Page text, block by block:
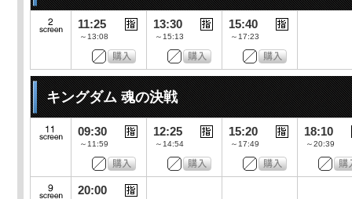
11:25
～13:08
13:30
～15:13
15:40
～17:23
キングダム 魂の決戦
09:30
～11:59
12:25
～14:54
15:20
～17:49
18:10
～20:39
20:00